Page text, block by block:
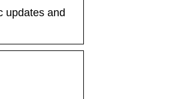
updates and